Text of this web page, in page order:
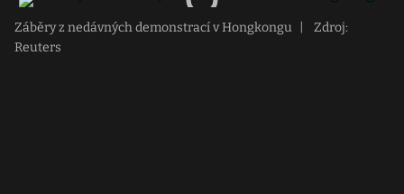
Záběry z nedávných demonstrací v Hongkongu
Zdroj:
Reuters